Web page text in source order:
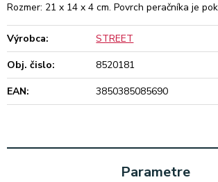
Rozmer: 21 x 14 x 4 cm. Povrch peračníka je
Výrobca:
STREET
Obj. čislo:
8520181
EAN:
3850385085690
Parametre